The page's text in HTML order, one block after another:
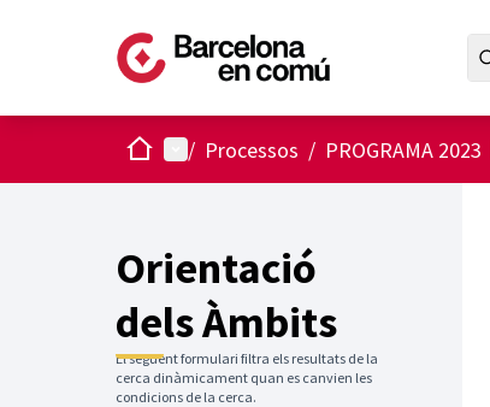
Inici Menú principal
/ Processos / PROGRAMA 2023
Orientació
dels Àmbits
El següent formulari filtra els resultats de la
cerca dinàmicament quan es canvien les
condicions de la cerca.